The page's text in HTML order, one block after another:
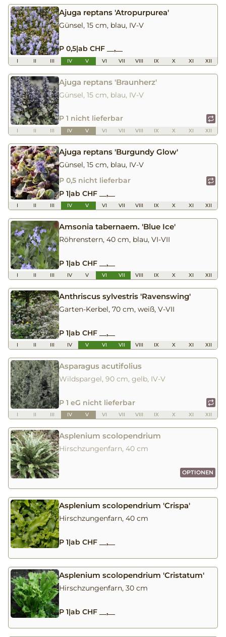
Ajuga reptans 'Atropurpurea'
Günsel, 15 cm, blau, IV-V
P 0,5|ab CHF __,__
I II III IV V VI VII VIII IX X XI XII
Ajuga reptans 'Braunherz'
Günsel, 15 cm, blau, IV-V
P 1 nicht lieferbar
I II III IV V VI VII VIII IX X XI XII
Ajuga reptans 'Burgundy Glow'
Günsel, 15 cm, blau, IV-V
P 0,5 nicht lieferbar
P 1|ab CHF __,__
I II III IV V VI VII VIII IX X XI XII
Amsonia tabernaem. 'Blue Ice'
Röhrenstern, 40 cm, blau, VI-VII
P 1|ab CHF __,__
I II III IV V VI VII VIII IX X XI XII
Anthriscus sylvestris 'Ravenswing'
Garten-Kerbel, 70 cm, weiß, V-VII
P 1|ab CHF __,__
I II III IV V VI VII VIII IX X XI XII
Asparagus acutifolius
Wildspargel, 90 cm, gelb, IV-V
P 1 eG nicht lieferbar
I II III IV V VI VII VIII IX X XI XII
Asplenium scolopendrium
Hirschzungenfarn, 40 cm
OPTIONEN
Asplenium scolopendrium 'Crispa'
Hirschzungenfarn, 40 cm
P 1|ab CHF __,__
Asplenium scolopendrium 'Cristatum'
Hirschzungenfarn, 30 cm
P 1|ab CHF __,__